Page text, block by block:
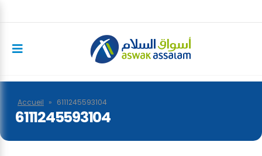
Accueil » 6111245593104
6111245593104